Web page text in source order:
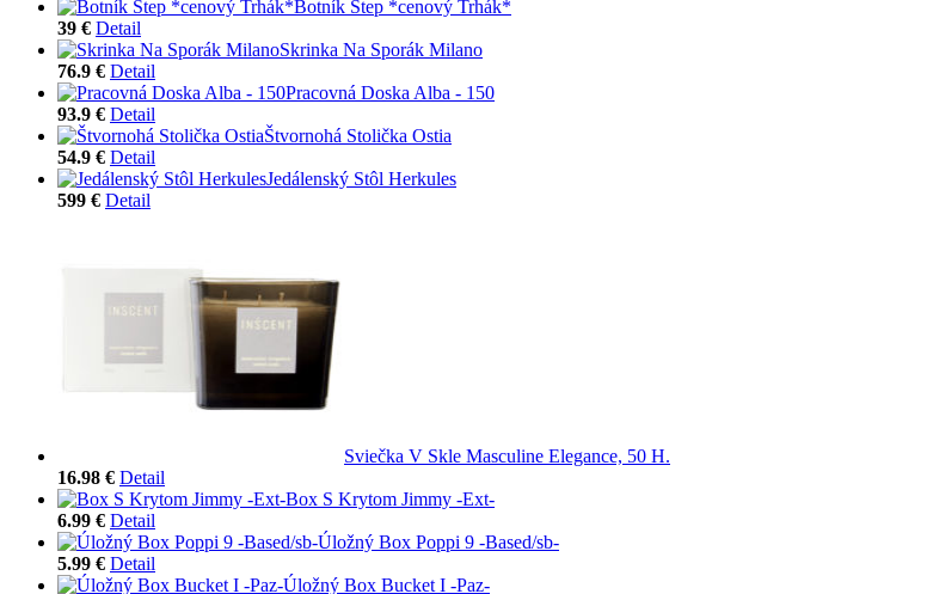
Botník Step *cenový Trhák*
39 € Detail
Skrinka Na Sporák Milano
76.9 € Detail
Pracovná Doska Alba - 150
93.9 € Detail
Štvornohá Stolička Ostia
54.9 € Detail
Jedálenský Stôl Herkules
599 € Detail
Sviečka V Skle Masculine Elegance, 50 H.
16.98 € Detail
Box S Krytom Jimmy -Ext-
6.99 € Detail
Úložný Box Poppi 9 -Based/sb-
5.99 € Detail
Úložný Box Bucket I -Paz-